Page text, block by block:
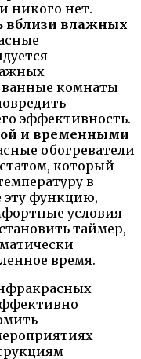
никого нет.
вблизи влажных
ванные комнаты
эффективность.
и временными
обогреватели
который
в
эту функцию,
условия
таймер,
время.